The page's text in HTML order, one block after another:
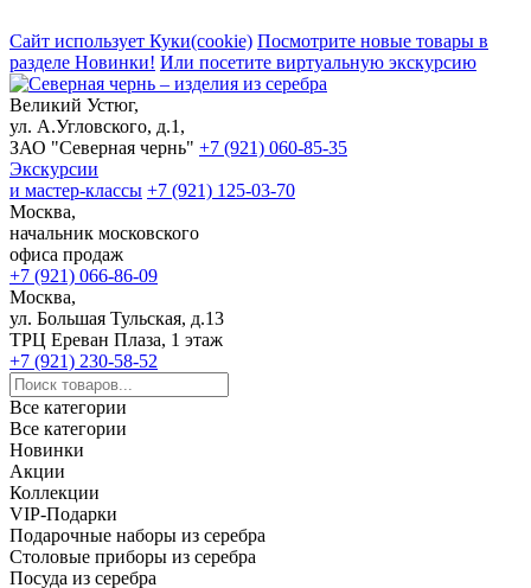
Сайт использует Куки(cookie) Посмотрите новые товары в
разделе Новинки! Или посетите виртуальную экскурсию
Великий Устюг,
ул. А.Угловского, д.1,
ЗАО "Северная чернь" +7 (921) 060-85-35
Экскурсии
и мастер-классы +7 (921) 125-03-70
Москва,
начальник московского
офиса продаж
+7 (921) 066-86-09
Москва,
ул. Большая Тульская, д.13
ТРЦ Ереван Плаза, 1 этаж
+7 (921) 230-58-52
Все категории
Все категории
Новинки
Акции
Коллекции
VIP-Подарки
Подарочные наборы из серебра
Столовые приборы из серебра
Посуда из серебра